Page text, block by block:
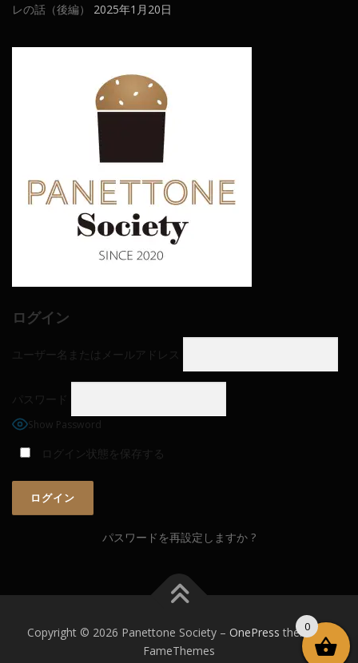
レの話（後編）
2025年1月20日
ログイン
ユーザー名またはメールアドレス
パスワード
Show Password
ログイン状態を保存する
パスワードを再設定しますか ?
Copyright © 2026 Panettone Society – OnePress theme by
FameThemes
0